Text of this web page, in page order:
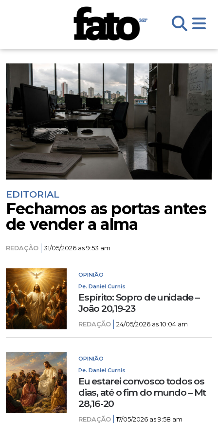
EDITORIAL
Fechamos as portas antes
de vender a alma
REDAÇÃO 31/05/2026 as 9:53 am
OPINIÃO
Pe. Daniel Curnis
Espírito: Sopro de unidade –
João 20,19-23
REDAÇÃO 24/05/2026 as 10:04 am
OPINIÃO
Pe. Daniel Curnis
Eu estarei convosco todos os
dias, até o fim do mundo – Mt
28,16-20
REDAÇÃO 17/05/2026 as 9:58 am